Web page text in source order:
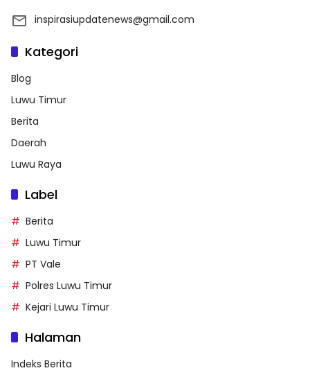
inspirasiupdatenews@gmail.com
Kategori
Blog
Luwu Timur
Berita
Daerah
Luwu Raya
Label
Berita
Luwu Timur
PT Vale
Polres Luwu Timur
Kejari Luwu Timur
Halaman
Indeks Berita